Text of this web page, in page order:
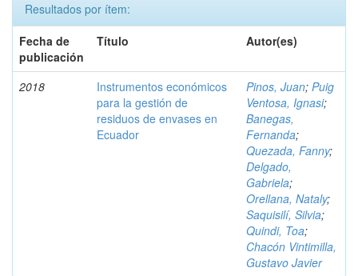
Resultados por ítem:
Fecha de
publicación
Título Autor(es)
2018
Instrumentos económicos
para la gestión de
residuos de envases en
Ecuador
Pinos, Juan; Puig
Ventosa, Ignasi;
Banegas,
Fernanda;
Quezada, Fanny;
Delgado,
Gabriela;
Orellana, Nataly;
Saquisilí, Silvia;
Quindi, Toa;
Chacón Vintimilla,
Gustavo Javier